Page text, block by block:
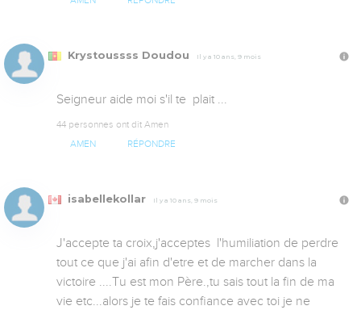
Krystoussss Doudou Il y a 10 ans, 9 mois
Seigneur aide moi s'il te  plait ...
44 personnes ont dit Amen
AMEN RÉPONDRE
isabellekollar Il y a 10 ans, 9 mois
J'accepte ta croix,j'acceptes  l'humiliation de perdre
tout ce que j'ai afin d'etre et de marcher dans la
victoire ....Tu est mon Père.,tu sais tout la fin de ma
vie etc...alors je te fais confiance avec toi je ne